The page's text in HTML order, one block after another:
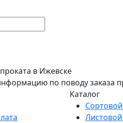
в Ижевске
по поводу заказа
Каталог